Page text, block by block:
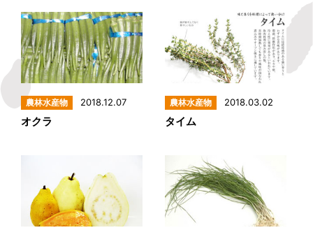
2018.12.07
オクラ
2018.03.02
タイム